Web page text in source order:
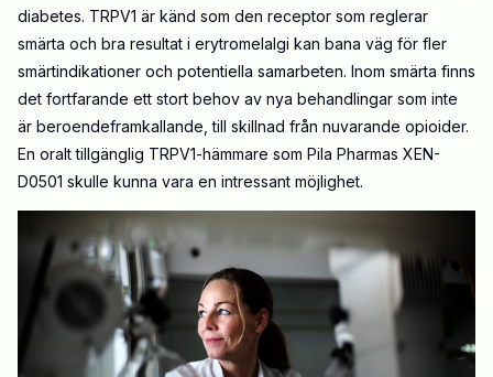
diabetes. TRPV1 är känd som den receptor som reglerar
smärta och bra resultat i erytromelalgi kan bana väg för fler
smärtindikationer och potentiella samarbeten. Inom smärta finns
det fortfarande ett stort behov av nya behandlingar som inte
är beroendeframkallande, till skillnad från nuvarande opioider.
En oralt tillgänglig TRPV1-hämmare som Pila Pharmas XEN-
D0501 skulle kunna vara en intressant möjlighet.